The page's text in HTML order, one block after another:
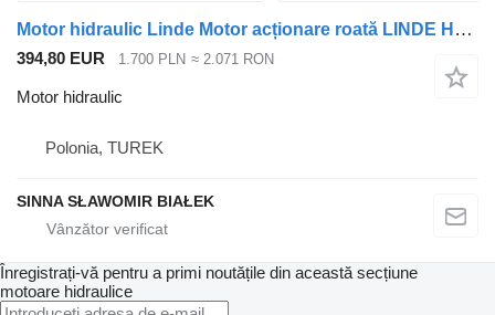
Motor hidraulic Linde Motor acționare roată LINDE HYDROMOTER pentru măturator/cărucior H2X2921 01 pentru maşina de măturat stradă
394,80 EUR 1.700 PLN ≈ 2.071 RON
Motor hidraulic
Polonia, TUREK
SINNA SŁAWOMIR BIAŁEK
Înregistrați-vă pentru a primi noutățile din această secțiune
motoare hidraulice